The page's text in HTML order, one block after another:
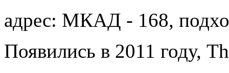
адрес: МКАД - 168,
Появились в 2011 году,